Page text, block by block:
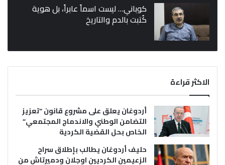
كوباني… ليست اسماً عابراً، بل هوية
كُتبت بالدم والتاريخ
الاكثر قراءة
أردوغان يعلق على مشروع قانون “تعزيز
التضامن الوطني والاندماج المجتمعي”
الخاص بحل القضية الكردية
حليف أردوغان يطالب بإطلاق سراح
الزعيمين الكرديين اوجلان ودميرتاش من